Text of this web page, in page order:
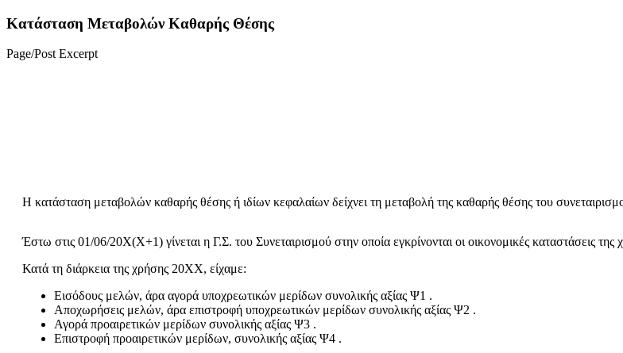
Κατάσταση Μεταβολών Καθαρής Θέσης
Page/Post Excerpt
Η κατάσταση μεταβολών καθαρής θέσης ή ιδίων κεφαλαίων δείχνει τη μεταβολή της καθαρής θέσης του
Έστω στις 01/06/20Χ(Χ+1) γίνεται η Γ.Σ. του Συνεταιρισμού στην οποία εγκρίνονται οι οικονομικές καταστάσεις
Κατά τη διάρκεια της χρήσης 20ΧΧ, είχαμε:
Εισόδους μελών, άρα αγορά υποχρεωτικών μερίδων συνολικής αξίας Ψ1 .
Αποχωρήσεις μελών, άρα επιστροφή υποχρεωτικών μερίδων συνολικής αξίας Ψ2 .
Αγορά προαιρετικών μερίδων συνολικής αξίας Ψ3 .
Επιστροφή προαιρετικών μερίδων, συνολικής αξίας Ψ4 .